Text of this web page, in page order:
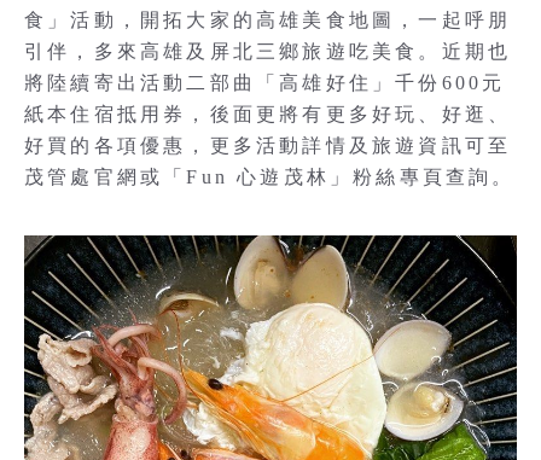
食」活動，開拓大家的高雄美食地圖，一起呼朋
引伴，多來高雄及屏北三鄉旅遊吃美食。近期也
將陸續寄出活動二部曲「高雄好住」千份600元
紙本住宿抵用券，後面更將有更多好玩、好逛、
好買的各項優惠，更多活動詳情及旅遊資訊可至
茂管處官網或「Fun 心遊茂林」粉絲專頁查詢。